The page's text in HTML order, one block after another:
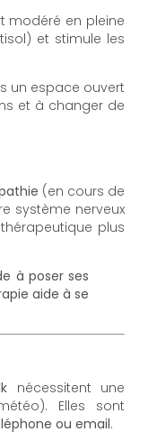
modéré en pleine
et stimule les
un espace ouvert
et à changer de
(en cours de
système nerveux
plus
à poser ses
aide à se
nécessitent une
Elles sont
ou email.